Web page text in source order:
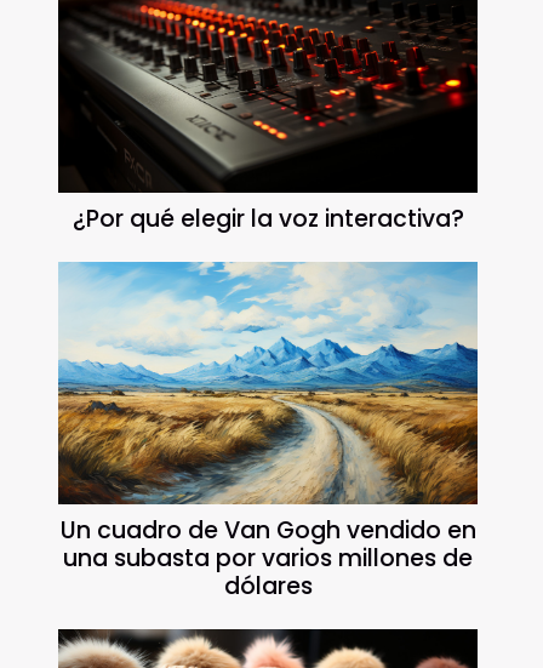
¿Por qué elegir la voz interactiva?
Un cuadro de Van Gogh vendido en
una subasta por varios millones de
dólares